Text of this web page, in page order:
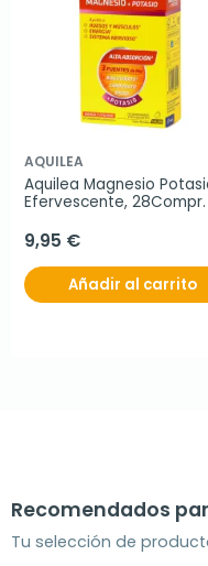
AQUILEA
Aquilea Magnesio
Efervescente, 28Compr.
9,95 €
Añadir al carrito
Recomendados
Tu selección de